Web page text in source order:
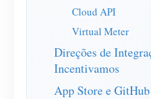
Aplicações
Monitor de energia do
Monitor de consumo de
Loja
Recursos
Comunidade
Cloud API
Virtual Meter
Direções de
Incentivamos
App Store e GitHub